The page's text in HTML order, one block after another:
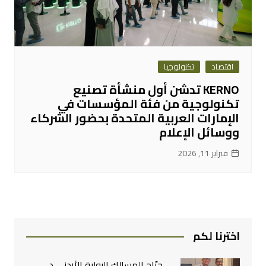
اقتصاد تكنولوجيا
KERNO تدشن أول منشأة تصنيع
تكنولوجية من فئة المؤسسات في
الإمارات العربية المتحدة بحضور الشركاء
ووسائل الإعلام
فبراير 11, 2026
اخترنا لكم